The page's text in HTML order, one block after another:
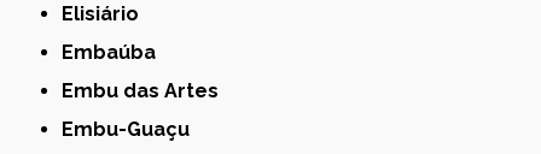
Elisiário
Embaúba
Embu das Artes
Embu-Guaçu